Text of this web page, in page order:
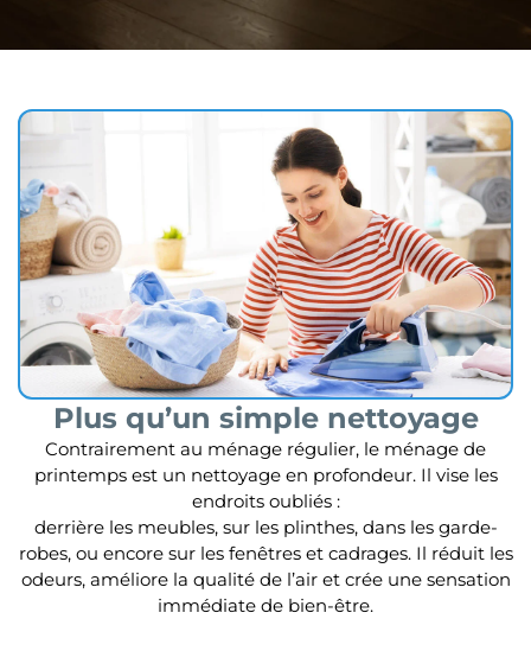
Plus qu’un simple nettoyage
Contrairement au ménage régulier, le ménage de
printemps est un nettoyage en profondeur. Il vise les
endroits oubliés :
derrière les meubles, sur les plinthes, dans les garde-
robes, ou encore sur les fenêtres et cadrages. Il réduit les
odeurs, améliore la qualité de l’air et crée une sensation
immédiate de bien-être.